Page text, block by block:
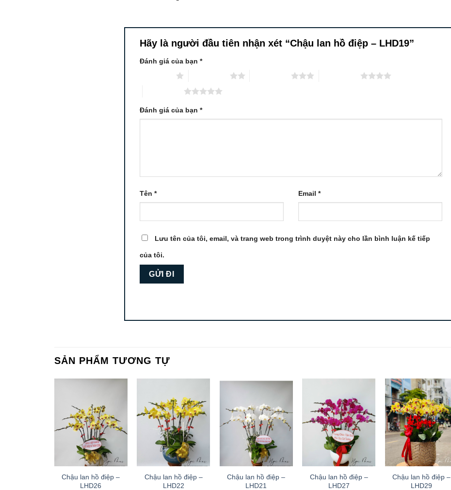
Hãy là người đầu tiên nhận xét “Chậu lan hồ điệp – LHD19”
Đánh giá của bạn *
Đánh giá của bạn *
Tên * Email*
Lưu tên của tôi, email, và trang web trong trình duyệt này cho lần bình luận kế tiếp
của tôi.
SẢN PHẨM TƯƠNG TỰ
Chậu lan hồ điệp –
LHD26
Chậu lan hồ điệp –
LHD22
Chậu lan hồ điệp –
LHD21
Chậu lan hồ điệp –
LHD27
Chậu lan hồ điệp –
LHD29